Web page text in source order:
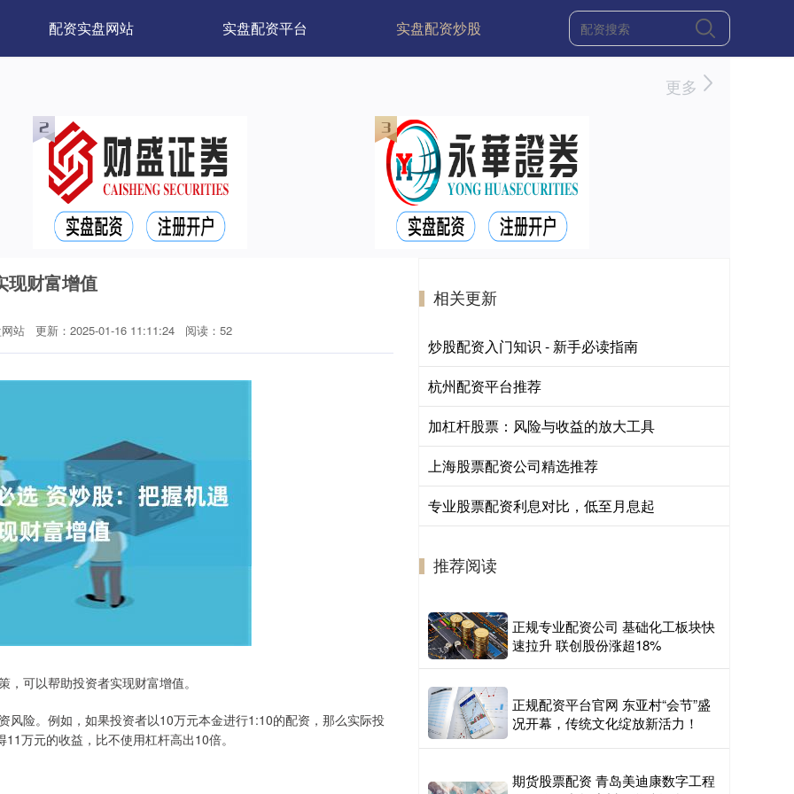
配资实盘网站 实盘配资平台 实盘配资炒股
更多
现财富增值
站 更新：2025-01-16 11:11:24 阅读：52
可以帮助投资者实现财富增值。
风险。例如，如果投资者以10万元本金进行1:10的配资，那么实际投
万元的收益，比不使用杠杆高出10倍。
相关更新
炒股配资入门知识 - 新手必读指南
杭州配资平台推荐
加杠杆股票：风险与收益的放大工具
上海股票配资公司精选推荐
专业股票配资利息对比，低至月息起
推荐阅读
正规专业配资公司 基础化工板块快
速拉升 联创股份涨超18%
正规配资平台官网 东亚村“会节”盛
况开幕，传统文化绽放新活力！
期货股票配资 青岛美迪康数字工程